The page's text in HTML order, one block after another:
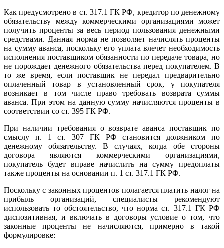
Как предусмотрено в ст. 317.1 ГК РФ, кредитор по денежному
обязательству между коммерческими организациями может
получить проценты за весь период пользования денежными
средствами. Данная норма не позволяет начислять проценты
на сумму аванса, поскольку его уплата влечет необходимость
исполнения поставщиком обязанности по передаче товара, но
не порождает денежного обязательства перед покупателем. В
то же время, если поставщик не передал предварительно
оплаченный товар в установленный срок, у покупателя
возникает в том числе право требовать возврата суммы
аванса. При этом на данную сумму начисляются проценты в
соответствии со ст. 395 ГК РФ.
При наличии требования о возврате аванса поставщик по
смыслу п. 1 ст. 307 ГК РФ становится должником по
денежному обязательству. В случаях, когда обе стороны
договора являются коммерческими организациями,
покупатель будет вправе начислить на сумму предоплаты
также проценты на основании п. 1 ст. 317.1 ГК РФ.
Поскольку с законных процентов полагается платить налог на
прибыль организаций, специалисты рекомендуют
использовать то обстоятельство, что норма ст. 317.1 ГК РФ
диспозитивная, и включать в договоры условие о том, что
законные проценты не начисляются, примерно в такой
формулировке: